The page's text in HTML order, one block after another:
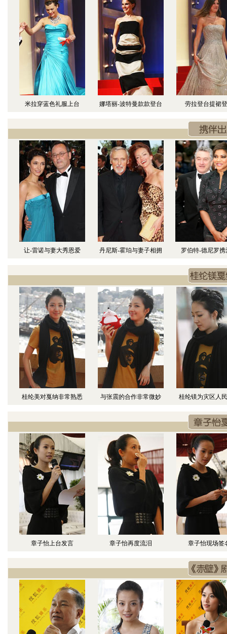
米拉穿蓝色礼服上台 娜塔丽-波特曼款款登台 劳拉登台提裙
让-雷诺与妻大秀恩爱 丹尼斯-霍珀与妻子相拥 罗伯特-德尼罗携
桂纶美对戛纳非常熟悉 与张震的合作非常微妙 桂纶镁为灾区人
章子怡上台发言 章子怡再度流泪 章子怡现场签